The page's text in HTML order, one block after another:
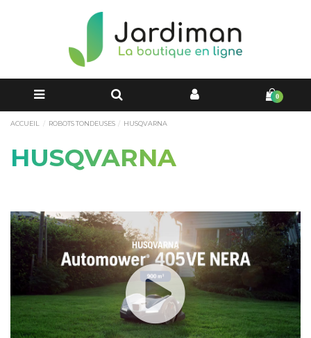
0
ACCUEIL ROBOTS TONDEUSES HUSQVARNA
HUSQVARNA